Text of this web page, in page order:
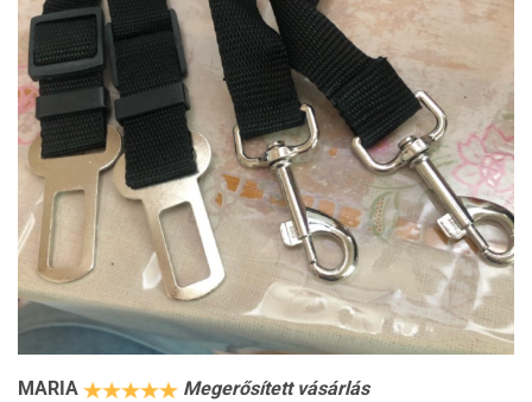
MARIA
Megerősített vásárlás